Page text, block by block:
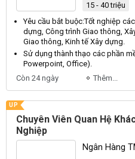
15 - 40 triệu
Yêu cầu bắt buộc:Tốt nghiệp
dựng, Công trình Giao thông,
Giao thông, Kinh tế Xây dựng.
Sử dụng thành thạo các phần
Powerpoint, Office).
Còn 24 ngày
Thêm...
UP
Chuyên Viên Quan Hệ
Nghiệp
Ngân Hàng